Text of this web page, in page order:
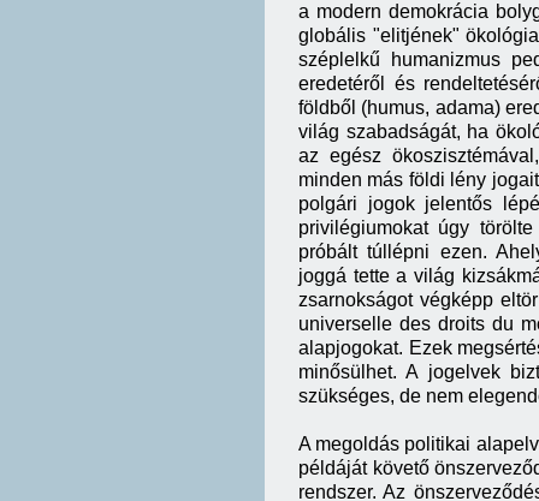
a modern demokrácia
globális "elitjének"
széplelkű humanizmus
eredetéről és
földből (humus, adama)
világ szabadságát, ha
az egész
minden más földi lény
polgári jogok jelentős
privilégiumokat úgy
próbált túllépni ezen.
joggá tette a világ
zsarnokságot végképp
universelle des droits du
alapjogokat. Ezek
minősülhet. A jogelvek
szükséges, de nem
A megoldás politikai
példáját követő
rendszer. Az